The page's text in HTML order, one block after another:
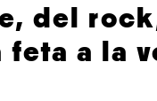
del
feta a la